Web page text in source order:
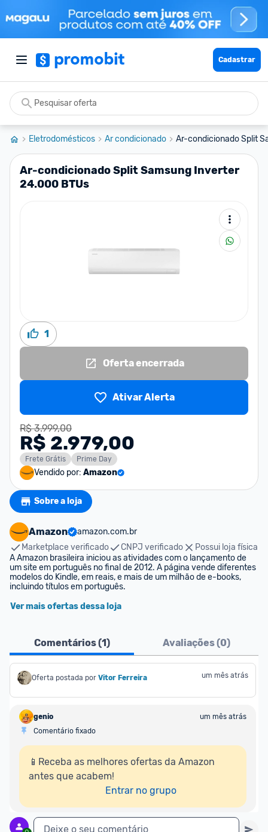
Cadastrar
Eletrodomésticos Ar condicionado Ar-condicionado Split
Ar-condicionado Split Samsung Inverter
24.000 BTUs
1
Oferta encerrada
Ativar Alerta
R$ 3.999,00
R$ 2.979,00
Frete Grátis Prime Day
Vendido por: Amazon
Sobre a loja
Amazon
amazon.com.br
Marketplace verificado
CNPJ verificado
Possui loja física
A Amazon brasileira iniciou as atividades com o lançamento de
um site em português no final de 2012. A página vende diferentes
modelos do Kindle, em reais, e mais de um milhão de e-books,
incluindo títulos em português.
Ver mais ofertas dessa loja
Comentários (1) Avaliações (0)
Oferta postada por Vitor Ferreira um mês atrás
genio
um mês atrás
Comentário fixado
📱Receba as melhores ofertas da Amazon
antes que acabem!
Entrar no grupo
Deixe o seu comentário